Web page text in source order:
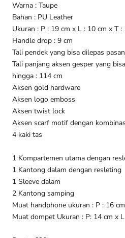
Warna : Taupe
Bahan : PU Leather
Ukuran : P : 19 cm x L : 10 cm x T :
Handle drop : 9 cm
Tali pendek yang bisa dilepas
Tali panjang aksen gesper yang
hingga : 114 cm
Aksen gold hardware
Aksen logo emboss
Aksen twist lock
Aksen scarf motif dengan
4 kaki tas
1 Kompartemen utama dengan
1 Kantong dalam dengan resleting
1 Sleeve dalam
2 Kantong samping
Muat handphone ukuran : P : 16
Muat dompet Ukuran : P: 14 cm x